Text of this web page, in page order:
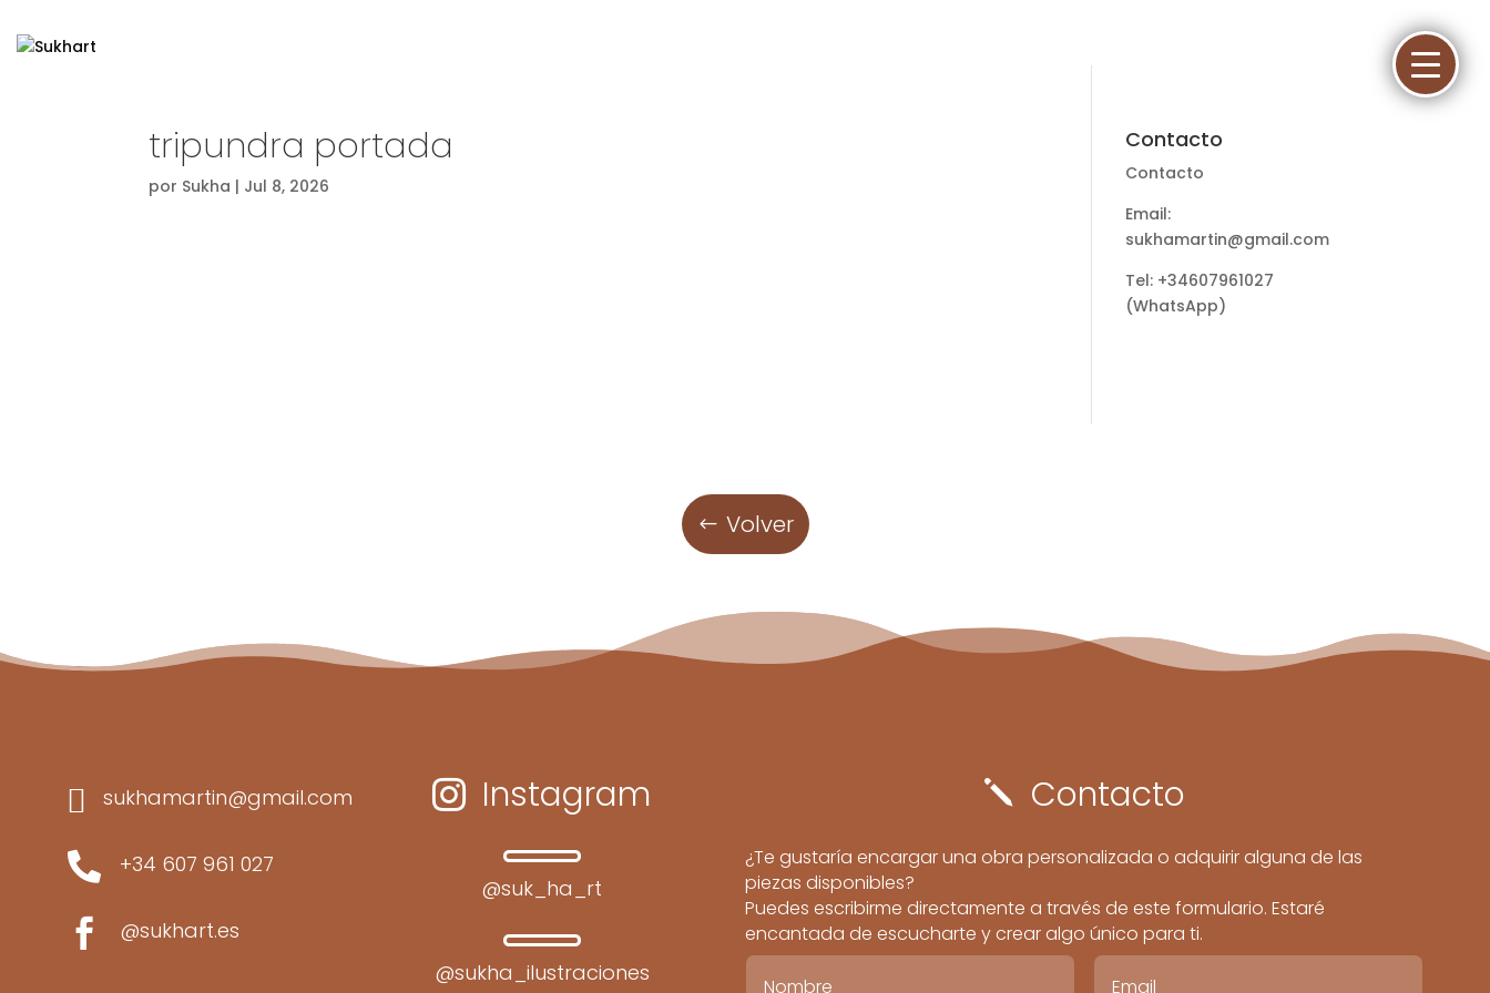
tripundra portada
por Sukha | Jul 8, 2026
Contacto
Contacto
Email:
sukhamartin@gmail.com
Tel: +34607961027
(WhatsApp)
Volver
 sukhamartin@gmail.com
 +34 607 961 027
 @sukhart.es
 Instagram
@suk_ha_rt
@sukha_ilustraciones
j Contacto
¿Te gustaría encargar una obra personalizada o adquirir alguna de las
piezas disponibles?
Puedes escribirme directamente a través de este formulario. Estaré
encantada de escucharte y crear algo único para ti.